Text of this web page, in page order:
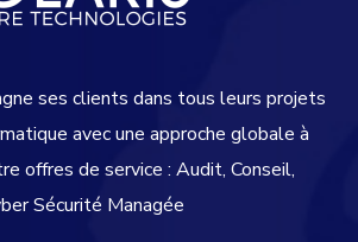
ses clients dans tous leurs projets
avec une approche globale à
offres de service : Audit, Conseil,
Sécurité Managée